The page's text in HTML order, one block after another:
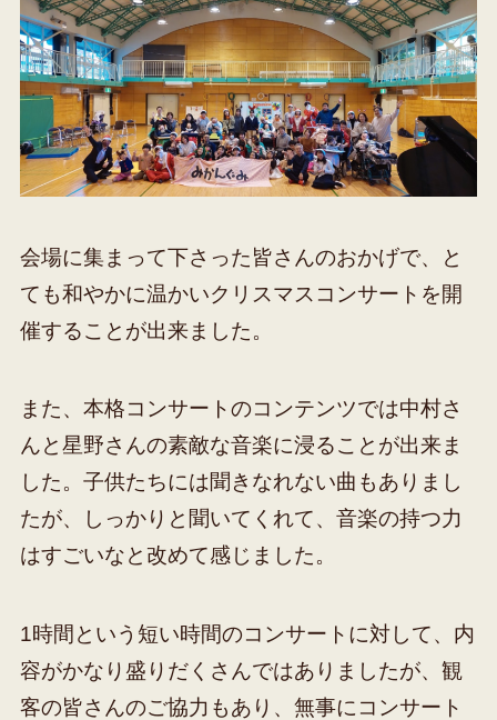
会場に集まって下さった皆さんのおかげで、と
ても和やかに温かいクリスマスコンサートを開
催することが出来ました。
また、本格コンサートのコンテンツでは中村さ
んと星野さんの素敵な音楽に浸ることが出来ま
した。子供たちには聞きなれない曲もありまし
たが、しっかりと聞いてくれて、音楽の持つ力
はすごいなと改めて感じました。
1時間という短い時間のコンサートに対して、内
容がかなり盛りだくさんではありましたが、観
客の皆さんのご協力もあり、無事にコンサート